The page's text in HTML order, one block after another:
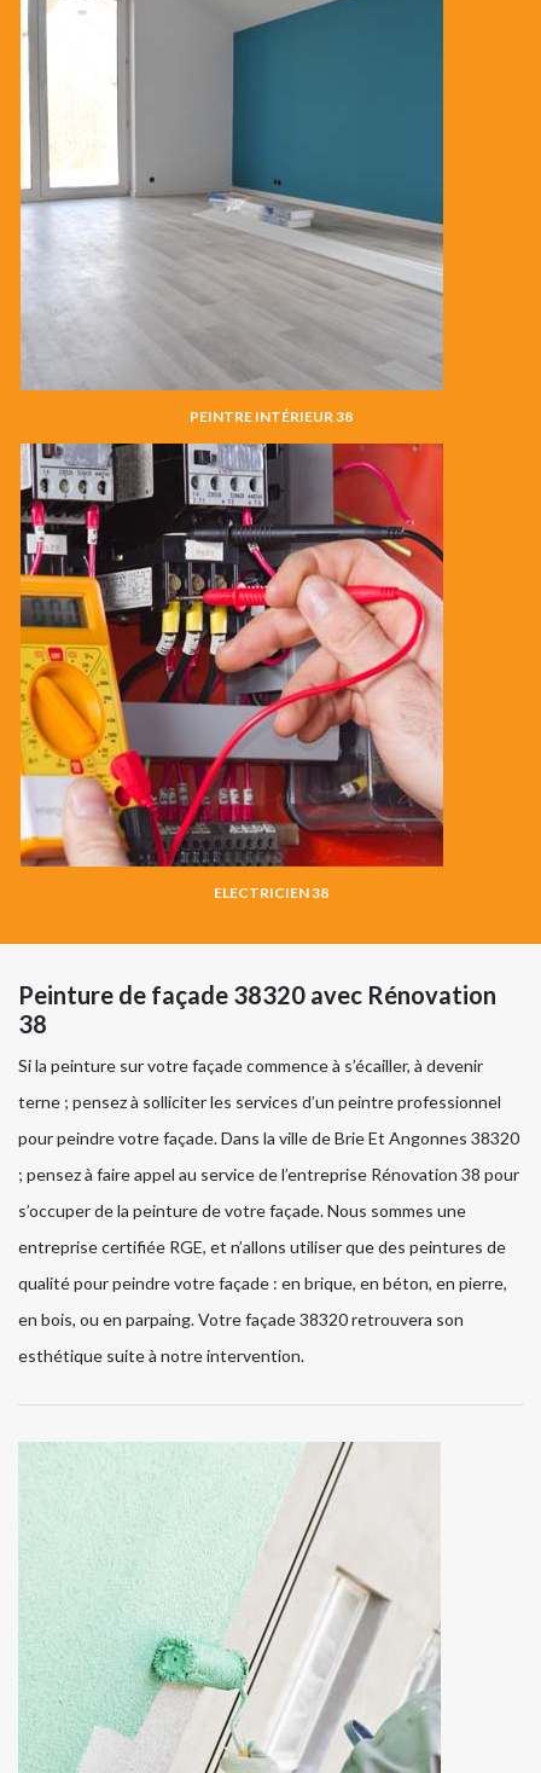
PEINTRE INTÉRIEUR 38
ELECTRICIEN 38
Peinture de façade 38320 avec Rénovation
38
Si la peinture sur votre façade commence à s’écailler, à devenir
terne ; pensez à solliciter les services d’un peintre professionnel
pour peindre votre façade. Dans la ville de Brie Et Angonnes 38320
; pensez à faire appel au service de l’entreprise Rénovation 38 pour
s’occuper de la peinture de votre façade. Nous sommes une
entreprise certifiée RGE, et n’allons utiliser que des peintures de
qualité pour peindre votre façade : en brique, en béton, en pierre,
en bois, ou en parpaing. Votre façade 38320 retrouvera son
esthétique suite à notre intervention.